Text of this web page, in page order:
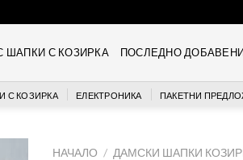
ШАПКИ С КОЗИРКА ПОСЛЕДНО
С КОЗИРКА ЕЛЕКТРОНИКА ПАКЕТНИ
НАЧАЛО / ДАМСКИ ШАПКИ